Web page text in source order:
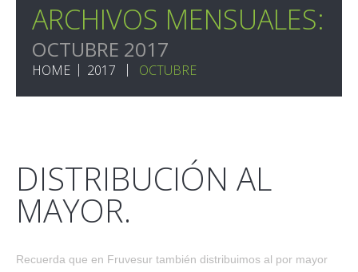
ARCHIVOS MENSUALES:
OCTUBRE 2017
HOME 2017 OCTUBRE
DISTRIBUCIÓN AL
MAYOR.
Recuerda que en Fruvesur también distribuimos al por mayor